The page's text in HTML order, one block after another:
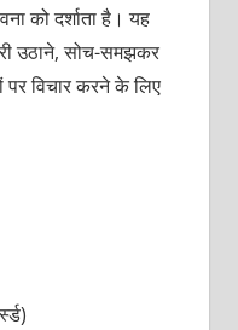
को दर्शाता है। यह
उठाने, सोच-समझकर
पर विचार करने के लिए